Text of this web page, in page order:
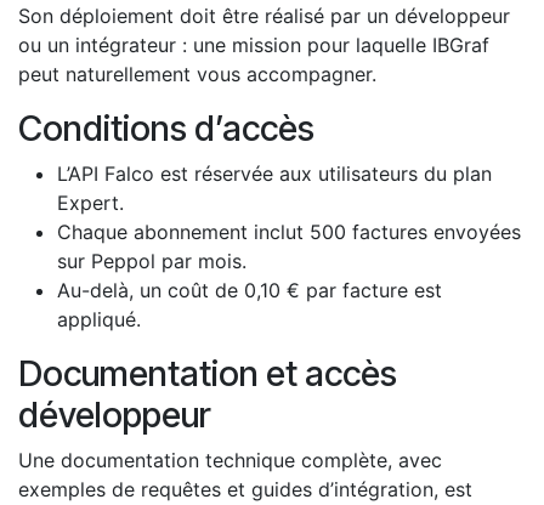
Son déploiement doit être réalisé par un développeur
ou un intégrateur : une mission pour laquelle IBGraf
peut naturellement vous accompagner.
Conditions d’accès
L’API Falco est réservée aux utilisateurs du plan
Expert.
Chaque abonnement inclut 500 factures envoyées
sur Peppol par mois.
Au-delà, un coût de 0,10 € par facture est
appliqué.
Documentation et accès
développeur
Une documentation technique complète, avec
exemples de requêtes et guides d’intégration, est